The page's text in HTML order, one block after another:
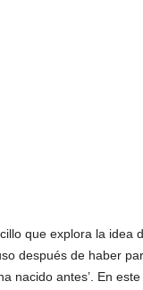
que explora la idea
después de haber
nacido antes’. En